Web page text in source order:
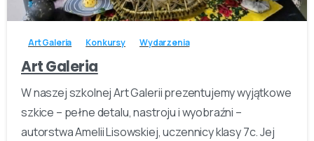
Art Galeria Konkursy Wydarzenia
Art Galeria
W naszej szkolnej Art Galerii prezentujemy wyjątkowe
szkice – pełne detalu, nastroju i wyobraźni –
autorstwa Amelii Lisowskiej, uczennicy klasy 7c. Jej